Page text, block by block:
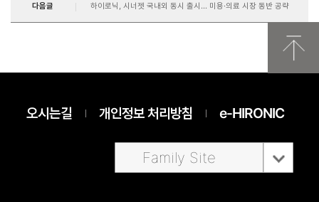
다음글 하이로닉, 시너젯 국내외 동시 출시… 미용·의료 시장 동반 공략
오시는길 개인정보 처리방침 e-HIRONIC
Family Site